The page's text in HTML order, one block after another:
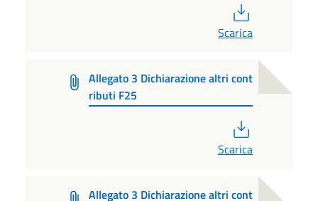
Scarica
Allegato 3 Dichiarazione altri cont
ributi F25
Scarica
Allegato 3 Dichiarazione altri cont